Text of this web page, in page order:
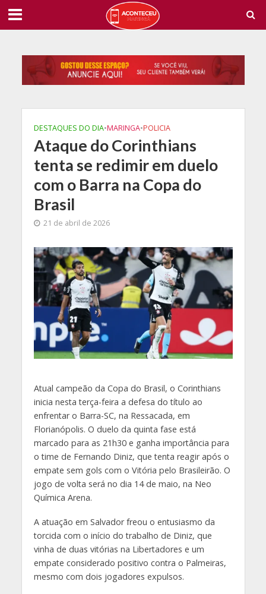
DESTAQUES DO DIA•MARINGA•POLICIA
Ataque do Corinthians
tenta se redimir em duelo
com o Barra na Copa do
Brasil
21 de abril de 2026
Atual campeão da Copa do Brasil, o Corinthians
inicia nesta terça-feira a defesa do título ao
enfrentar o Barra-SC, na Ressacada, em
Florianópolis. O duelo da quinta fase está
marcado para as 21h30 e ganha importância para
o time de Fernando Diniz, que tenta reagir após o
empate sem gols com o Vitória pelo Brasileirão. O
jogo de volta será no dia 14 de maio, na Neo
Química Arena.
A atuação em Salvador freou o entusiasmo da
torcida com o início do trabalho de Diniz, que
vinha de duas vitórias na Libertadores e um
empate considerado positivo contra o Palmeiras,
mesmo com dois jogadores expulsos.